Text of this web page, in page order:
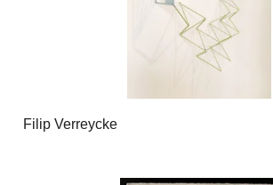
Filip Verreycke